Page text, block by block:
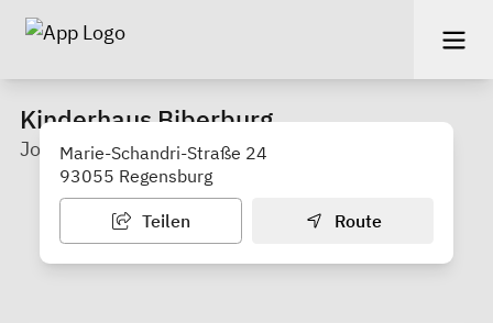
Kinderhaus Biberburg
Johanniter-Unfall-Hilfe e. V.
Marie-Schandri-Straße 24
93055 Regensburg
Teilen Route